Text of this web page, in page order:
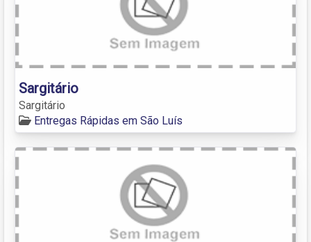
Sargitário
Sargitário
Entregas Rápidas em São Luís